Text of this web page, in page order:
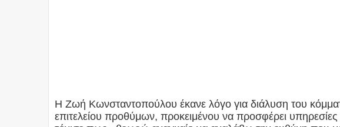
Η Ζωή Κωνσταντοπούλου έκανε λόγο για διάλυση του
επιτελείου προθύμων, προκειμένου να προσφέρει